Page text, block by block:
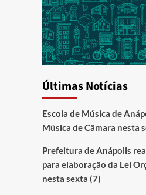
Últimas Notícias
Escola de Música de
Música de Câmara nesta
Prefeitura de Anápolis
para elaboração da Lei
nesta sexta (7)